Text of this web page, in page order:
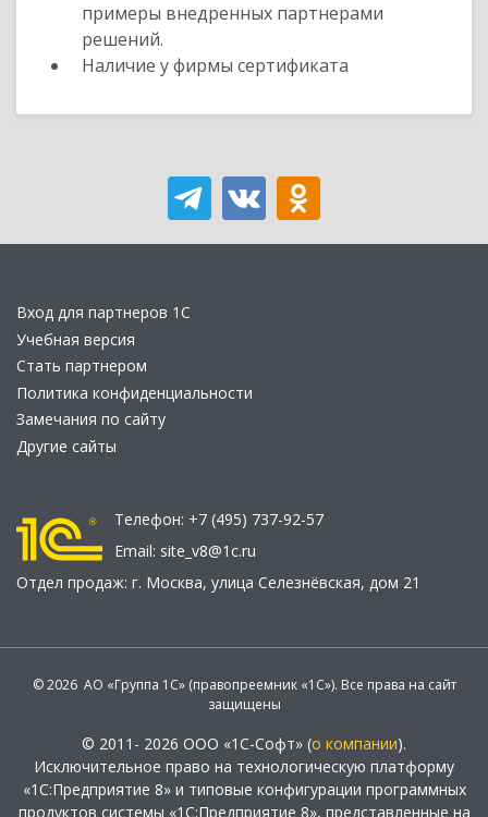
примеры внедренных партнерами
решений.
Наличие у фирмы сертификата
Вход для партнеров 1С
Учебная версия
Стать партнером
Политика конфиденциальности
Замечания по сайту
Другие сайты
Телефон: +7 (495) 737-92-57
Email: site_v8@1c.ru
Отдел продаж: г. Москва, улица Селезнёвская, дом 21
© 2026 АО «Группа 1С» (правопреемник «1С»). Все права на сайт
защищены
© 2011- 2026 ООО «1С-Софт» (о компании).
Исключительное право на технологическую платформу
«1С:Предприятие 8» и типовые конфигурации программных
продуктов системы «1С:Предприятие 8», представленные на